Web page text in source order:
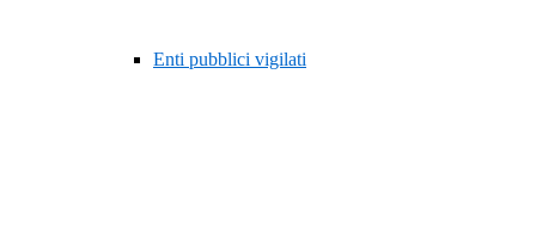
Enti pubblici vigilati